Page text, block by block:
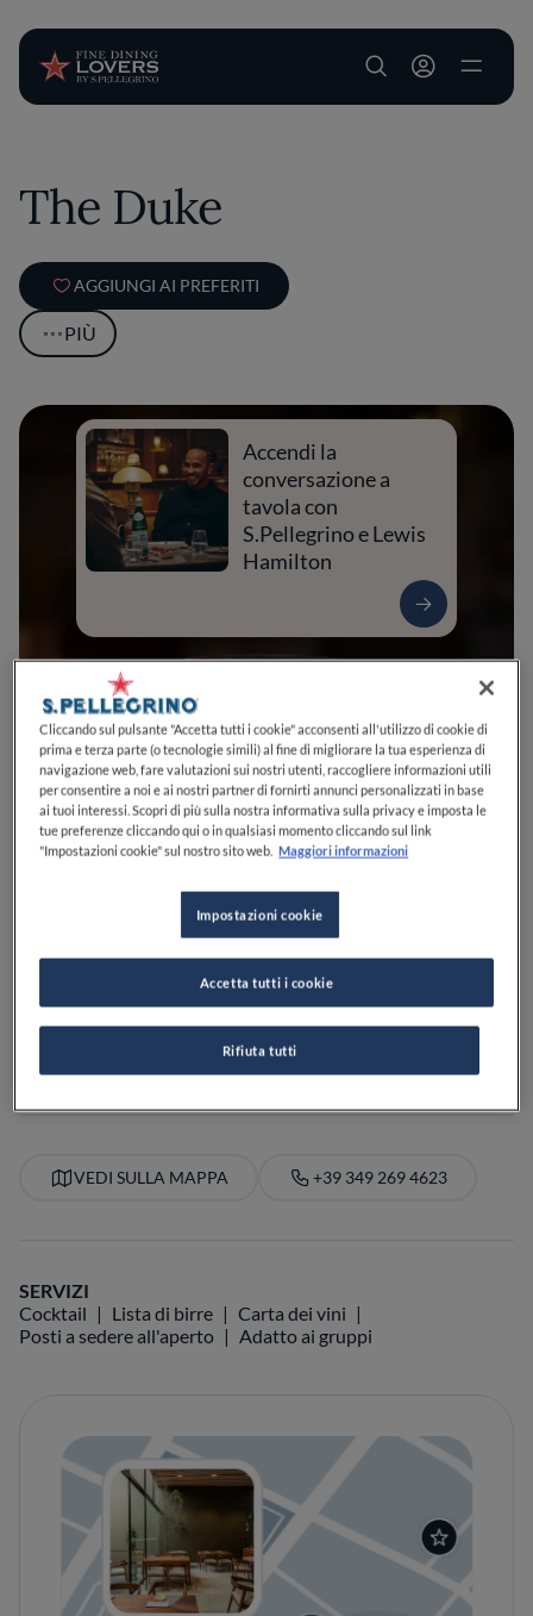
User account
The Duke
AGGIUNGI AI PREFERITI
PIÙ
0 0 0 0 0
Accendi la
conversazione a
tavola con
S.Pellegrino e Lewis
Hamilton
Via Giuseppe Garibaldi, 5507024La MaddalenaOTItalia
CHIUSO ApreDomenica,16:30-02:00 VEDI ORARI
VEDI SULLA MAPPA +39 349 269 4623
SERVIZI
Cocktail
Lista di birre
Carta dei vini
Posti a sedere all'aperto
Adatto ai gruppi
Cliccando sul pulsante "Accetta tutti i cookie" acconsenti all'utilizzo di cookie di
prima e terza parte (o tecnologie simili) al fine di migliorare la tua esperienza di
navigazione web, fare valutazioni sui nostri utenti, raccogliere informazioni utili
per consentire a noi e ai nostri partner di fornirti annunci personalizzati in base
ai tuoi interessi. Scopri di più sulla nostra informativa sulla privacy e imposta le
tue preferenze cliccando qui o in qualsiasi momento cliccando sul link
"Impostazioni cookie" sul nostro sito web. Maggiori informazioni
Impostazioni cookie
Rifiuta tutti
Accetta tutti i cookie